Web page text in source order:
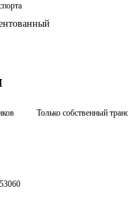
Только собственный
53060